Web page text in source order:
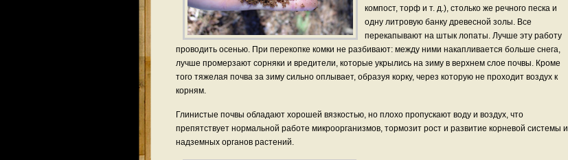
компост, торф и т. д.), столько же речного песка и
одну литровую банку древесной золы. Все
перекапывают на штык лопаты. Лучше эту работу
проводить осенью. При перекопке комки не разбивают: между ними накапливается больше снега,
лучше промерзают сорняки и вредители, которые укрылись на зиму в верхнем слое почвы. Кроме
того тяжелая почва за зиму сильно оплывает, образуя корку, через которую не проходит воздух к
корням.
Глинистые почвы обладают хорошей вязкостью, но плохо пропускают воду и воздух, что
препятствует нормальной работе микроорганизмов, тормозит рост и развитие корневой системы и
надземных органов растений.